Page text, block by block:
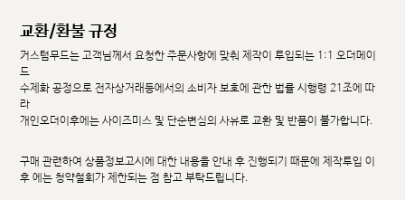
교환/환불 규정
커스텀무드는 고객님께서 요청한 주문사항에 맞춰 제작이 투입되는 1:1 오더메이
드
수제화 공정으로 전자상거래등에서의 소비자 보호에 관한 법률 시행령 21조에 따
라
개인오더이후에는 사이즈미스 및 단순변심의 사유로 교환 및 반품이 불가합니다.
구매 관련하여 상품정보고시에 대한 내용을 안내 후 진행되기 때문에 제작투입 이
후 에는 청약철회가 제한되는 점 참고 부탁드립니다.